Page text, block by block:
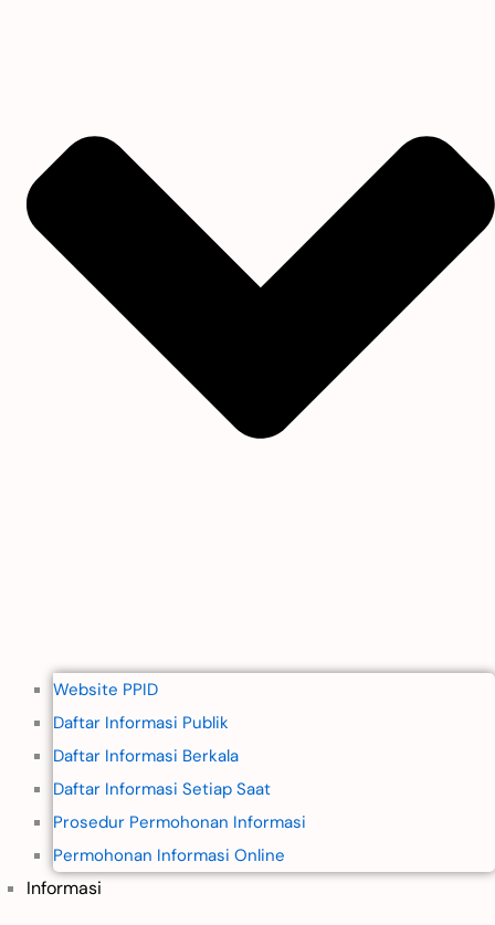
Website PPID
Daftar Informasi Publik
Daftar Informasi Berkala
Daftar Informasi Setiap Saat
Prosedur Permohonan Informasi
Permohonan Informasi Online
Informasi